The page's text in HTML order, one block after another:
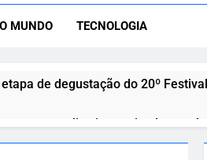
MUNDO TECNOLOGIA
de degustação do 20º
em moradias improvisadas no